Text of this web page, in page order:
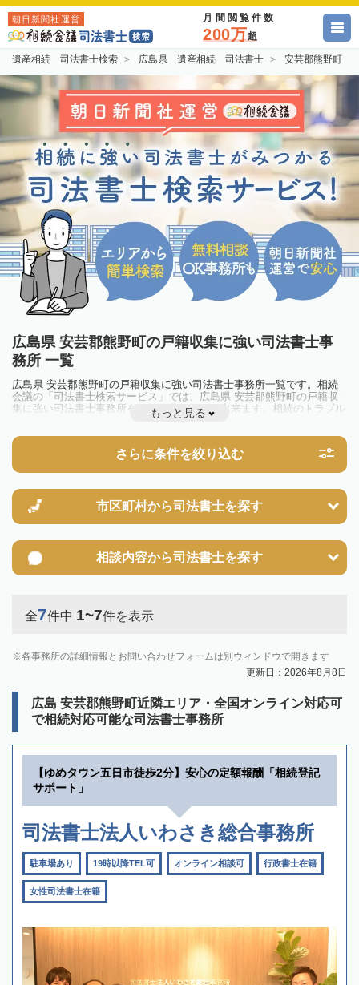
朝日新聞社運営 月間閲覧件数
200万超
遺産相続 司法書士検索 広島県 遺産相続 司法書士 安芸郡熊野町
広島県 安芸郡熊野町の戸籍収集に強い司法書士事
務所 一覧
広島県 安芸郡熊野町の戸籍収集に強い司法書士事務所一覧です。相続
会議の「司法書士検索サービス」では、広島県 安芸郡熊野町の戸籍収
集に強い司法書士事務所を一覧で見ることが出来ます。相続のトラブル
やお悩みを抱えている方は一度近隣の司法書士に相談してみましょう。
もっと見る
さらに条件を絞り込む
市区町村から司法書士を探す
相談内容から司法書士を探す
全7件中 1~7件を表示
各事務所の詳細情報とお問い合わせフォームは別ウィンドウで開きます
更新日：2026年8月8日
広島 安芸郡熊野町近隣エリア・全国オンライン対応可
で相続対応可能な司法書士事務所
【ゆめタウン五日市徒歩2分】安心の定額報酬「相続登記
サポート」
司法書士法人いわさき総合事務所
駐車場あり 19時以降TEL可 オンライン相談可 行政書士在籍
女性司法書士在籍